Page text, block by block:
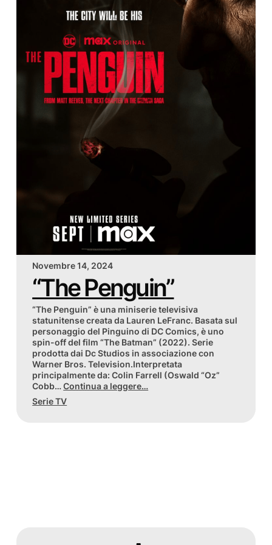
Novembre 14, 2024
“The Penguin”
“The Penguin” è una miniserie televisiva
statunitense creata da Lauren LeFranc. Basata sul
personaggio del Pinguino di DC Comics, è uno
spin-off del film “The Batman” (2022). Serie
prodotta dai Dc Studios in associazione con
Warner Bros. Television.Interpretata
principalmente da: Colin Farrell (Oswald “Oz”
Cobb…Continua a leggere…
Serie TV